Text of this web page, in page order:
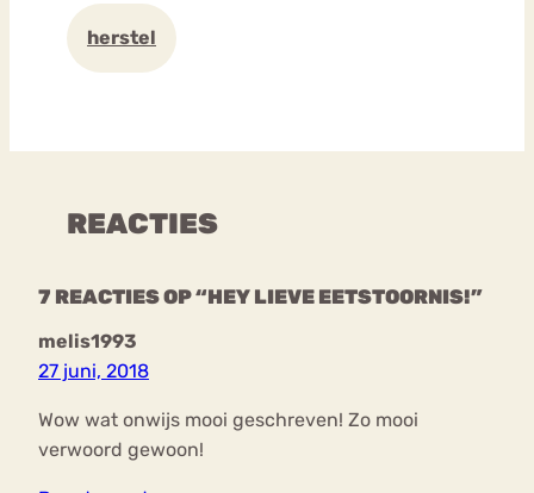
herstel
REACTIES
7 REACTIES OP “HEY LIEVE EETSTOORNIS!”
melis1993
27 juni, 2018
Wow wat onwijs mooi geschreven! Zo mooi
verwoord gewoon!